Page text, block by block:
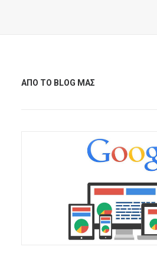
ΑΠΌ ΤΟ BLOG ΜΑΣ